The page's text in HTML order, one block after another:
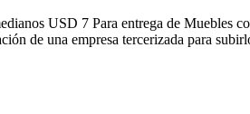
USD 7 Para entrega de Muebles
de una empresa tercerizada para